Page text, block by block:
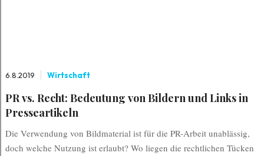
6.8.2019 Wirtschaft
PR vs. Recht: Bedeutung von Bildern und Links in
Presseartikeln
Die Verwendung von Bildmaterial ist für die PR-Arbeit unablässig,
doch welche Nutzung ist erlaubt? Wo liegen die rechtlichen Tücken